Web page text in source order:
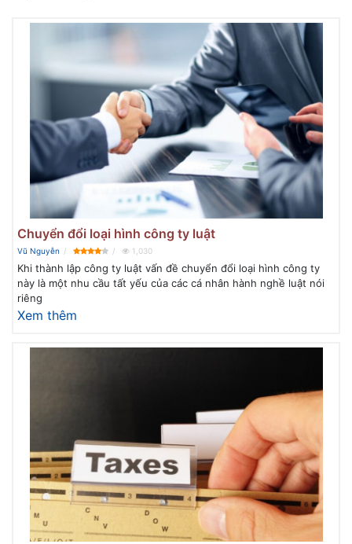
Chuyển đổi loại hình công ty luật
Vũ Nguyễn 1,030
Khi thành lập công ty luật vấn đề chuyển đổi loại hình công ty
này là một nhu cầu tất yếu của các cá nhân hành nghề luật nói
riêng
Xem thêm